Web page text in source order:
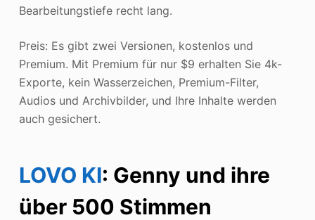
Bearbeitungstiefe recht lang.
Preis: Es gibt zwei Versionen, kostenlos und
Premium. Mit Premium für nur $9 erhalten Sie 4k-
Exporte, kein Wasserzeichen, Premium-Filter,
Audios und Archivbilder, und Ihre Inhalte werden
auch gesichert.
LOVO KI: Genny und ihre
über 500 Stimmen